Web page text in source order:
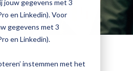
jouw gegevens met 3
en Linkedin). Voor
gegevens met 3
en Linkedin).
instemmen met het
Magister Kluisjes
en
ontdek
de
de